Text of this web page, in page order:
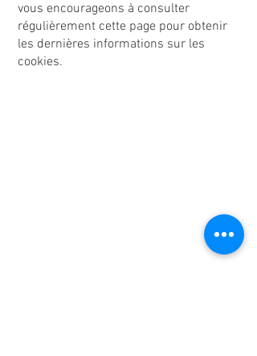
vous encourageons à consulter
régulièrement cette page pour obtenir
les dernières informations sur les
cookies.